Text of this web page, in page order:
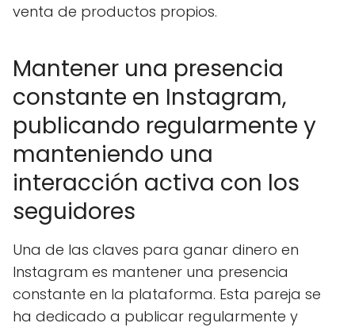
venta de productos propios.
Mantener una presencia
constante en Instagram,
publicando regularmente y
manteniendo una
interacción activa con los
seguidores
Una de las claves para ganar dinero en
Instagram es mantener una presencia
constante en la plataforma. Esta pareja se
ha dedicado a publicar regularmente y